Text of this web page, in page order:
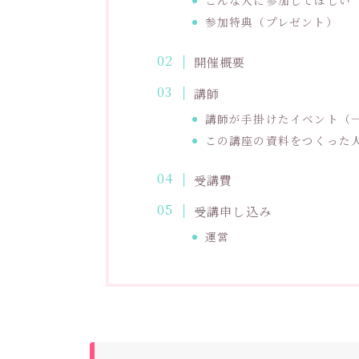
参加特典（プレゼント）
開催概要
講師
講師が手掛けたイベント（
この講座の資料をつくった人
受講費
受講申し込み
運営